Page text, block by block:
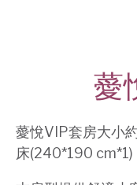
薆
薆悅VIP套房大小
床(240*190 cm*1)